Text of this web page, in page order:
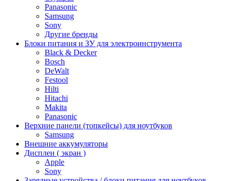
Panasonic
Samsung
Sony
Другие бренды
Блоки питания и ЗУ для электроинструмента
Black & Decker
Bosch
DeWalt
Festool
Hilti
Hitachi
Makita
Panasonic
Верхние панели (топкейсы) для ноутбуков
Samsung
Внешние аккумуляторы
Дисплеи ( экран )
Apple
Sony